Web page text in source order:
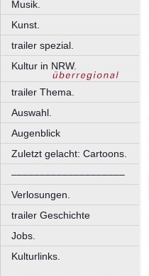
Musik.
Kunst.
trailer spezial.
Kultur in NRW.
trailer Thema.
Auswahl.
Augenblick
Zuletzt gelacht: Cartoons.
––––––––––––––––––––
Verlosungen.
trailer Geschichte
Jobs.
Kulturlinks.